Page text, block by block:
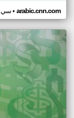
سي• arabic.cnn.com